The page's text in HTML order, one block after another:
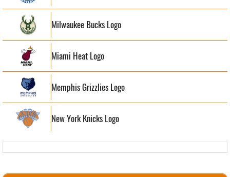
Milwaukee Bucks Logo
Miami Heat Logo
Memphis Grizzlies Logo
New York Knicks Logo